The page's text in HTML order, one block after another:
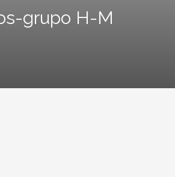
grupo H-M